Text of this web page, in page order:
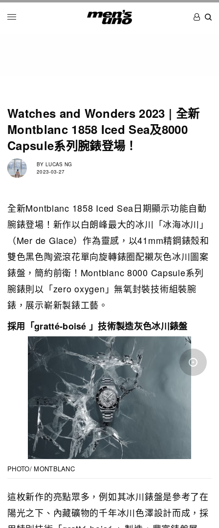
Watches and Wonders 2023 | 全新
Montblanc 1858 Iced Sea及8000
Capsule系列腕錶登場！
BY LUCAS NG
2023-03-27
全新Montblanc 1858 Iced Sea日期顯示功能自動
腕錶登場！新作以白朗峰最大的冰川「冰海冰川」
（Mer de Glace）作為靈感，以41mm精鋼錶殼和
雙色黑色陶瓷滾花單向旋轉錶圈配襯灰色冰川圖案
錶盤，簡約前衛！Montblanc 8000 Capsule系列
腕錶則以「zero oxygen」無氧封裝技術組裝腕
錶，展示嶄新製錶工藝。
採用「gratté-boisé 」技術製造灰色冰川錶盤
PHOTO/ MONTBLANC
這枚新作的亮點眾多，例如其冰川錶盤是參考了在
陽光之下、內藏礦物的千年冰川色澤設計而成，採